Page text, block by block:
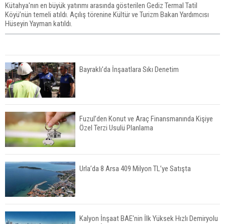
Kütahya'nın en büyük yatırımı arasında gösterilen Gediz Termal Tatil
Köyü’nün temeli atıldı. Açılış törenine Kültür ve Turizm Bakan Yardımcısı
Hüseyin Yayman katıldı.
Bayraklı’da İnşaatlara Sıkı Denetim
Fuzul’den Konut ve Araç Finansmanında Kişiye
Özel Terzi Usulü Planlama
Urla’da 8 Arsa 409 Milyon TL’ye Satışta
Kalyon İnşaat BAE'nin İlk Yüksek Hızlı Demiryolu